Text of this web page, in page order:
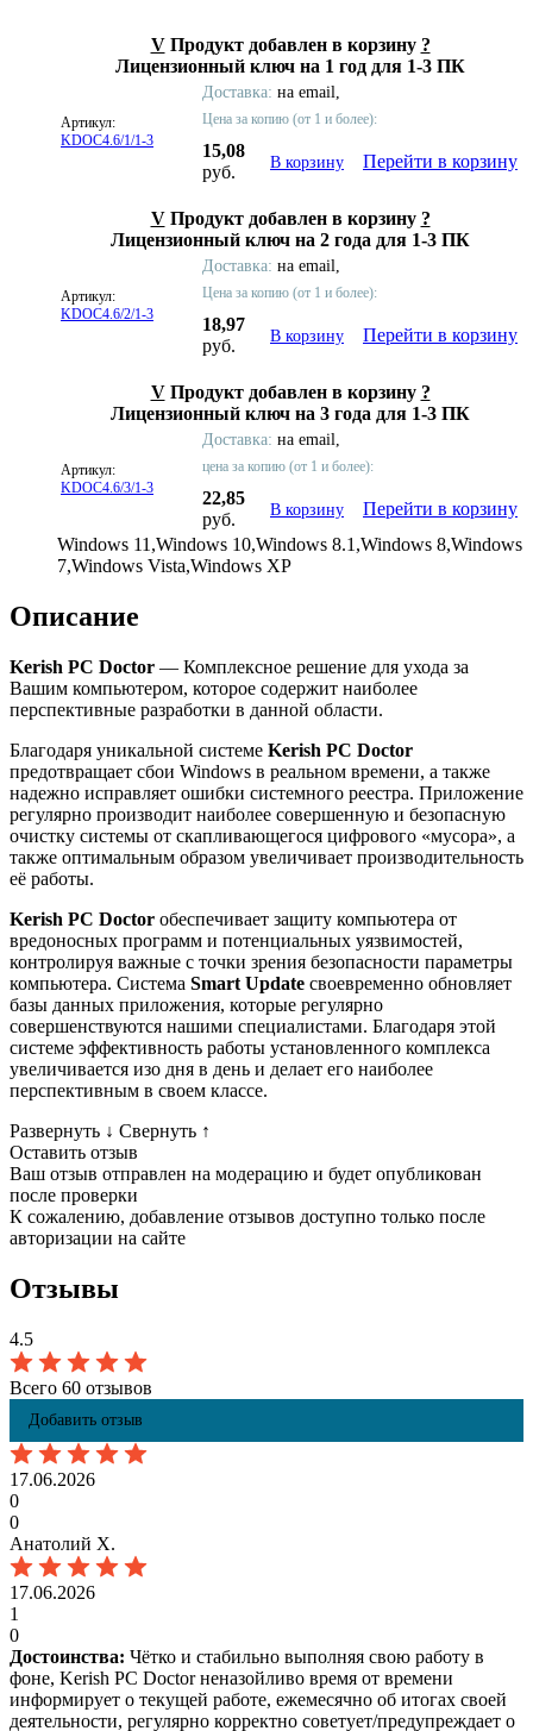
V Продукт добавлен в корзину ?
Лицензионный ключ на 1 год для 1-3 ПК
Артикул:
KDOC4.6/1/1-3
Доставка: на email,
Цена за копию (от 1 и более):
15,08
руб.
В корзину Перейти в корзину
V Продукт добавлен в корзину ?
Лицензионный ключ на 2 года для 1-3 ПК
Артикул:
KDOC4.6/2/1-3
Доставка: на email,
Цена за копию (от 1 и более):
18,97
руб.
В корзину Перейти в корзину
V Продукт добавлен в корзину ?
Лицензионный ключ на 3 года для 1-3 ПК
Артикул:
KDOC4.6/3/1-3
Доставка: на email,
цена за копию (от 1 и более):
22,85
руб.
В корзину
Перейти в корзину
Windows 11,Windows 10,Windows 8.1,Windows 8,Windows
7,Windows Vista,Windows XP
Описание
Kerish PC Doctor — Комплексное решение для ухода за
Вашим компьютером, которое содержит наиболее
перспективные разработки в данной области.
Благодаря уникальной системе Kerish PC Doctor
предотвращает сбои Windows в реальном времени, а также
надежно исправляет ошибки системного реестра. Приложение
регулярно производит наиболее совершенную и безопасную
очистку системы от скапливающегося цифрового «мусора», а
также оптимальным образом увеличивает производительность
её работы.
Kerish PC Doctor обеспечивает защиту компьютера от
вредоносных программ и потенциальных уязвимостей,
контролируя важные с точки зрения безопасности параметры
компьютера. Система Smart Update своевременно обновляет
базы данных приложения, которые регулярно
совершенствуются нашими специалистами. Благодаря этой
системе эффективность работы установленного комплекса
увеличивается изо дня в день и делает его наиболее
перспективным в своем классе.
Развернуть ↓ Свернуть ↑
Оставить отзыв
Ваш отзыв отправлен на модерацию и будет опубликован
после проверки
К сожалению, добавление отзывов доступно только после
авторизации на сайте
Отзывы
4.5
Всего 60 отзывов
Добавить отзыв
17.06.2026
0
0
Анатолий Х.
17.06.2026
1
0
Достоинства: Чётко и стабильно выполняя свою работу в
фоне, Kerish PC Doctor неназойливо время от времени
информирует о текущей работе, ежемесячно об итогах своей
деятельности, регулярно корректно советует/предупреждает о